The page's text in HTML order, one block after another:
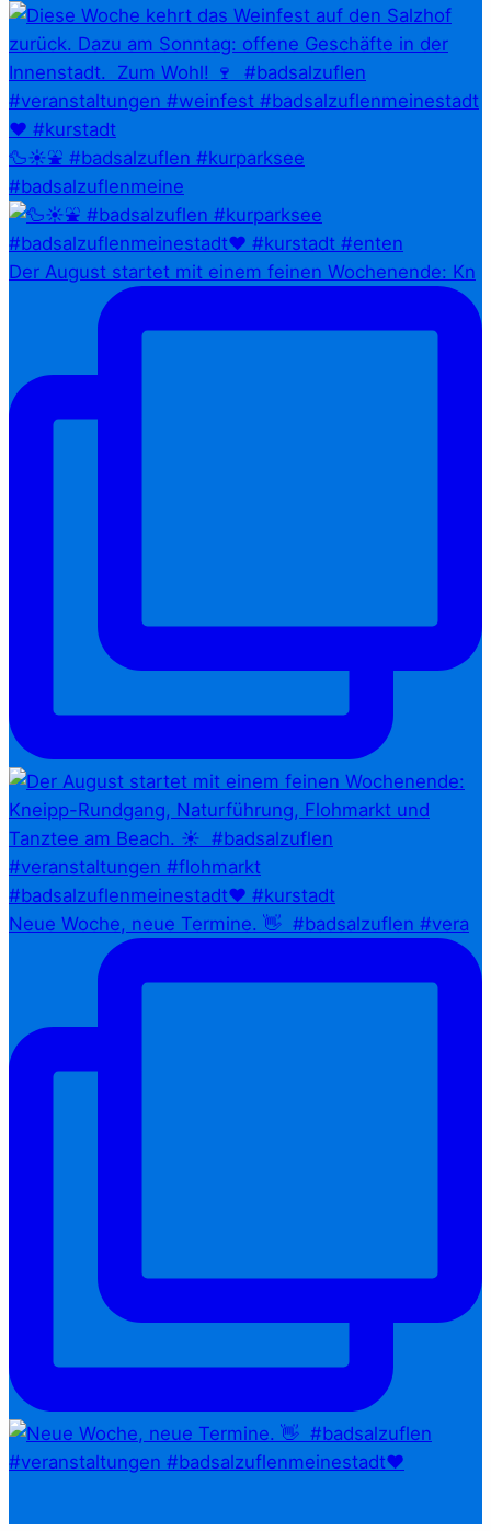
🦆☀️⛲ #badsalzuflen #kurparksee
#badsalzuflenmeine
Der August startet mit einem feinen Wochenende: Kn
Neue Woche, neue Termine. 👋⁠ ⁠ #badsalzuflen #vera